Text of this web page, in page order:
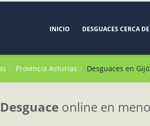
INICIO DESGUACES CERCA
Provincia Asturias Desguaces en
online en